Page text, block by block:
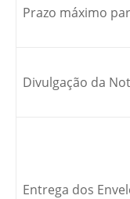
Prazo máximo
Divulgação da
Entrega dos